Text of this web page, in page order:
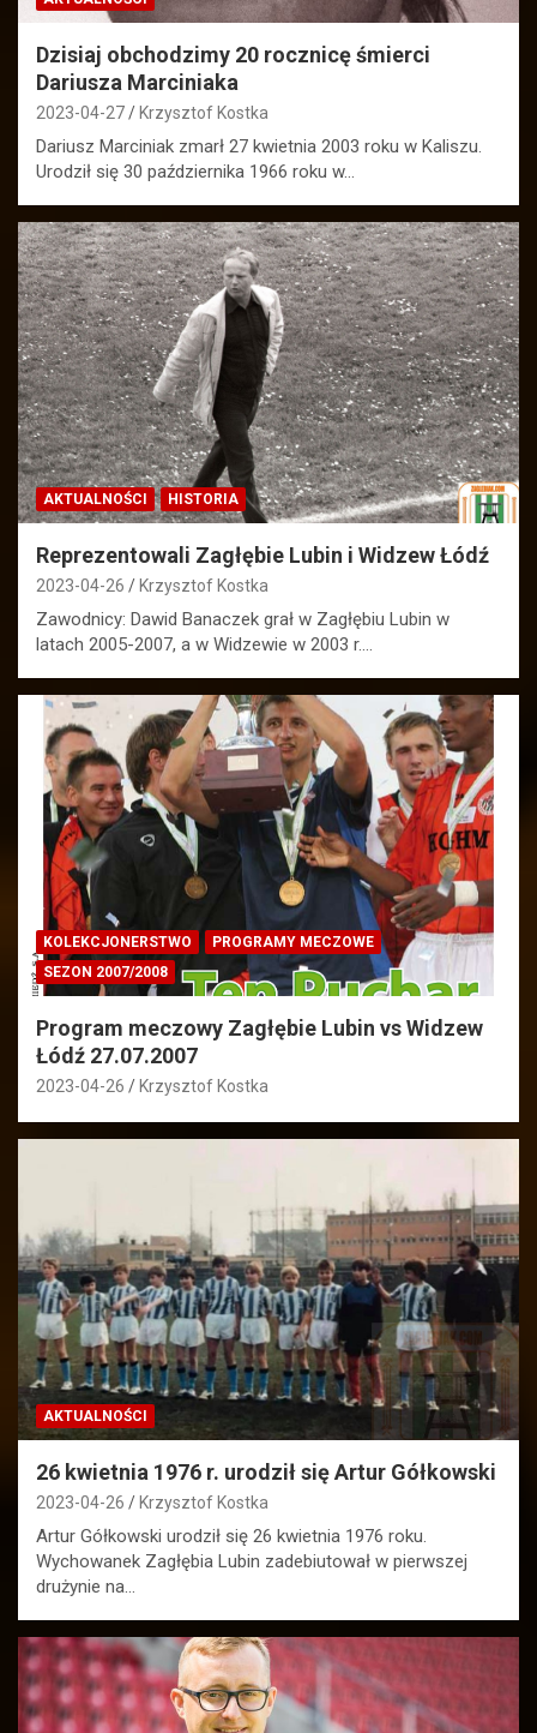
Dzisiaj obchodzimy 20 rocznicę śmierci
Dariusza Marciniaka
2023-04-27 Krzysztof Kostka
Dariusz Marciniak zmarł 27 kwietnia 2003 roku w Kaliszu.
Urodził się 30 października 1966 roku w…
AKTUALNOŚCI HISTORIA
Reprezentowali Zagłębie Lubin i Widzew Łódź
2023-04-26 Krzysztof Kostka
Zawodnicy: Dawid Banaczek grał w Zagłębiu Lubin w
latach 2005-2007, a w Widzewie w 2003 r.…
KOLEKCJONERSTWO
PROGRAMY MECZOWE
SEZON 2007/2008
Program meczowy Zagłębie Lubin vs Widzew
Łódź 27.07.2007
2023-04-26 Krzysztof Kostka
AKTUALNOŚCI
26 kwietnia 1976 r. urodził się Artur Gółkowski
2023-04-26 Krzysztof Kostka
Artur Gółkowski urodził się 26 kwietnia 1976 roku.
Wychowanek Zagłębia Lubin zadebiutował w pierwszej
drużynie na…